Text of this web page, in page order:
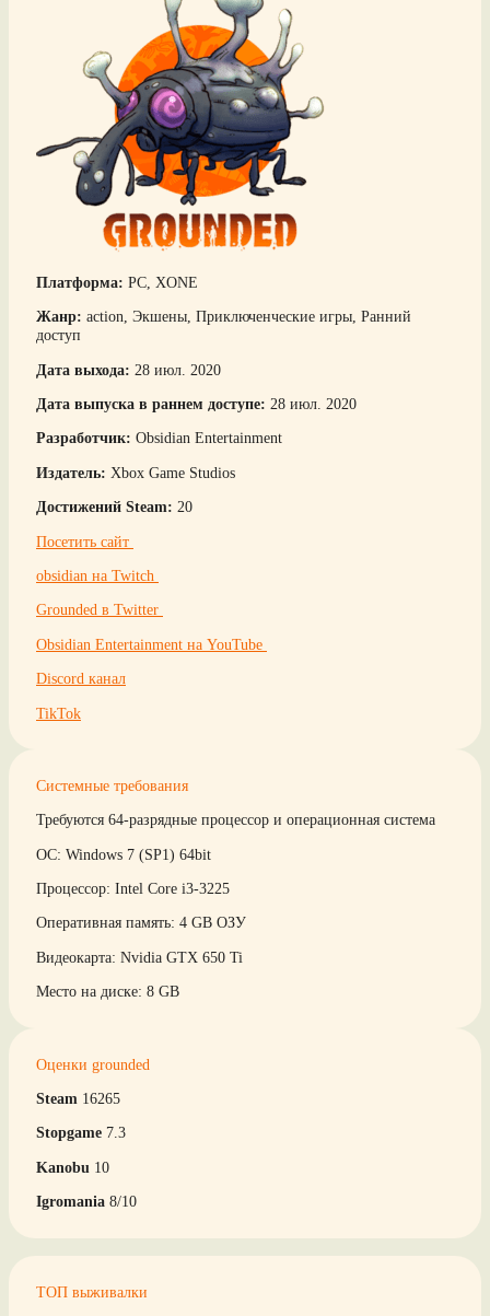
Платформа: PC, XONE
Жанр: action, Экшены, Приключенческие игры, Ранний
доступ
Дата выхода: 28 июл. 2020
Дата выпуска в раннем доступе: 28 июл. 2020
Разработчик: Obsidian Entertainment
Издатель: Xbox Game Studios
Достижений Steam: 20
Посетить сайт
obsidian на Twitch
Grounded в Twitter
Obsidian Entertainment на YouTube
Discord канал
TikTok
Системные требования
Требуются 64-разрядные процессор и операционная система
ОС: Windows 7 (SP1) 64bit
Процессор: Intel Core i3-3225
Оперативная память: 4 GB ОЗУ
Видеокарта: Nvidia GTX 650 Ti
Место на диске: 8 GB
Оценки grounded
Steam 16265
Stopgame 7.3
Kanobu 10
Igromania 8/10
ТОП выживалки